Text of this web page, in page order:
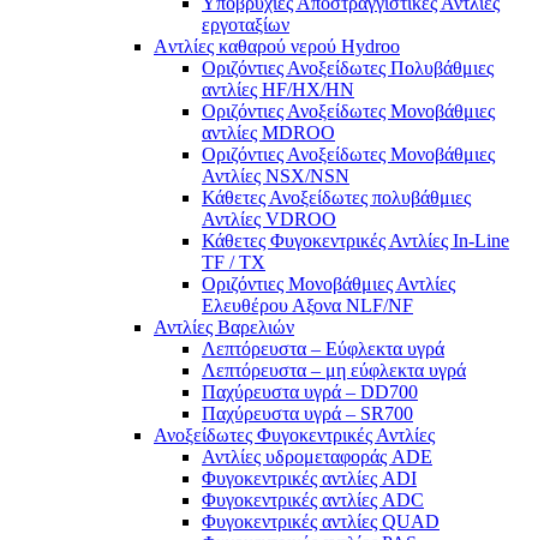
εργοταξίων
Aντλίες καθαρού νερού Ηydroo
Οριζόντιες Ανοξείδωτες Πολυβάθμιες
αντλίες ΗF/HX/HN
Οριζόντιες Ανοξείδωτες Μονοβάθμιες
αντλίες ΜDROO
Οριζόντιες Ανοξείδωτες Μονοβάθμιες
Αντλίες ΝSX/NSN
Κάθετες Ανοξείδωτες πολυβάθμιες
Αντλίες VDROO
Κάθετες Φυγοκεντρικές Αντλίες In-Line
TF / TX
Oριζόντιες Μονοβάθμιες Αντλίες
Ελευθέρου Αξονα NLF/NF
Αντλίες Βαρελιών
Λεπτόρευστα – Εύφλεκτα υγρά
Λεπτόρευστα – μη εύφλεκτα υγρά
Παχύρευστα υγρά – DD700
Παχύρευστα υγρά – SR700
Ανοξείδωτες Φυγοκεντρικές Αντλίες
Αντλίες υδρομεταφοράς ADE
Φυγοκεντρικές αντλίες ADI
Φυγοκεντρικές αντλίες ADC
Φυγοκεντρικές αντλίες QUAD